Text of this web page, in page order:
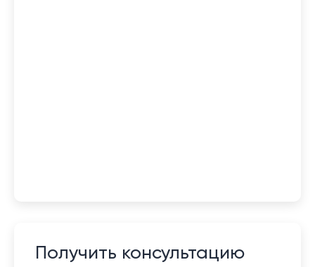
Получить консультацию